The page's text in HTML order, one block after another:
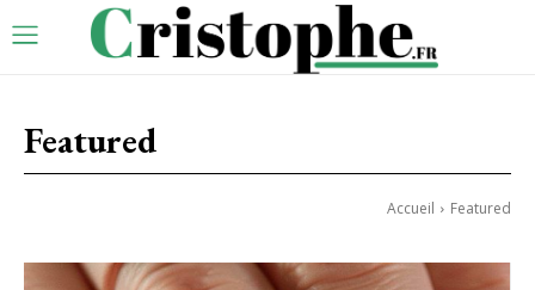
Featured
Accueil Featured